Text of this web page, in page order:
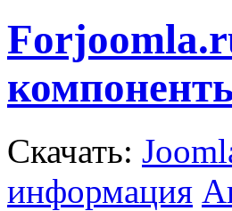
Скачать:
информация